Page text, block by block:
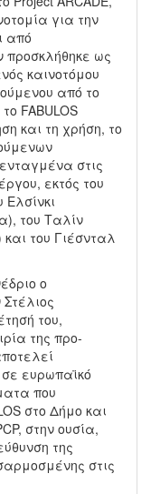
για την
από
ως
καινοτόμου
από το
FABULOS
και τη χρήση, το
στις
εκτός του
του Ταλίν
του Γιέσνταλ
ο
του,
της προ-
ευρωπαϊκό
που
στο Δήμο και
στην ουσία,
της
στις